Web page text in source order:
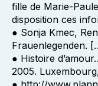
fille de Marie-
disposition ces
● Sonja Kmec,
Frauenlegenden.
● Histoire
2005.